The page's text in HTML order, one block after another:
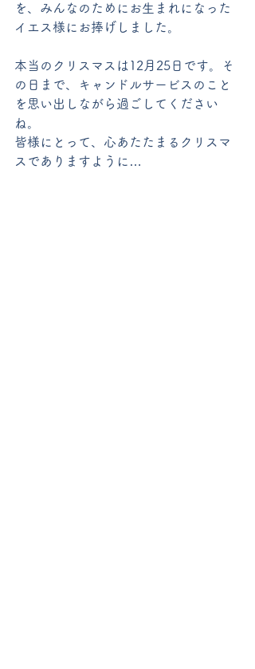
を、みんなのためにお生まれになった
イエス様にお捧げしました。
本当のクリスマスは12月25日です。そ
の日まで、キャンドルサービスのこと
を思い出しながら過ごしてください
ね。
皆様にとって、心あたたまるクリスマ
スでありますように…